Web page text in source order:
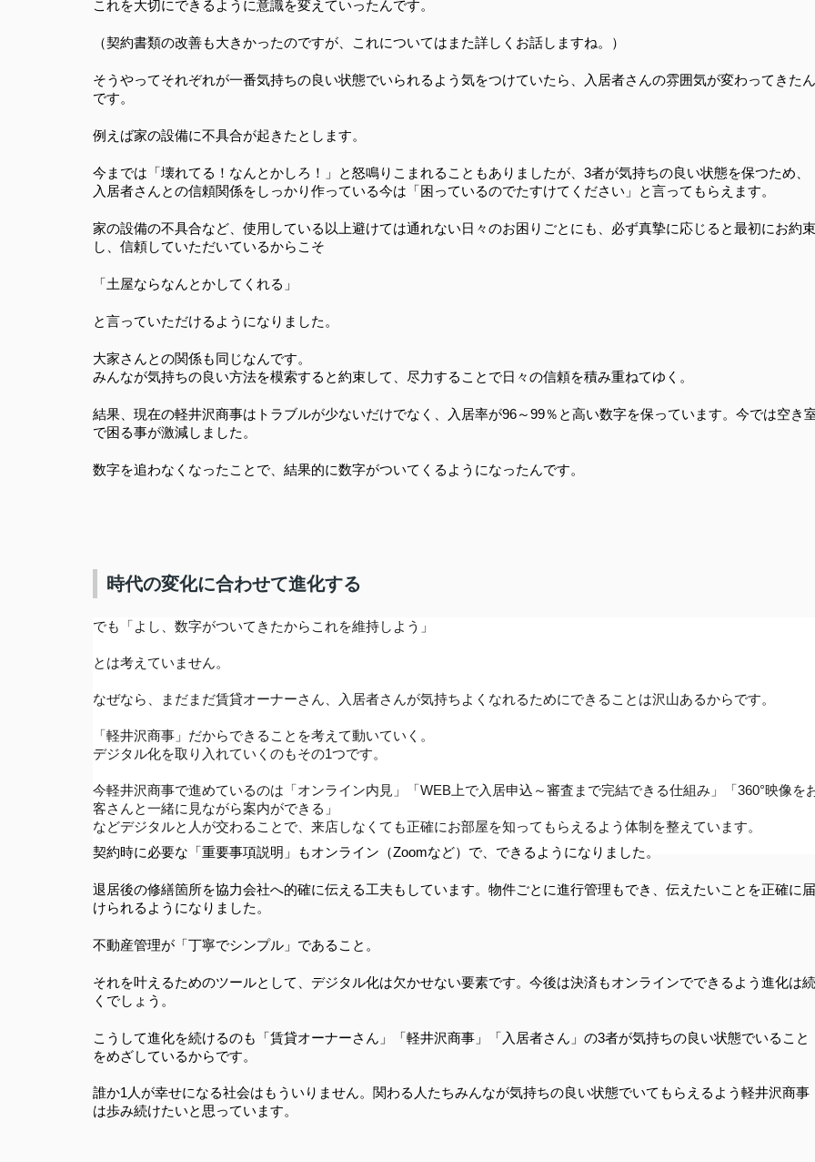
これを大切にできるように意識を変えていったんです。
（契約書類の改善も大きかったのですが、これについてはまた詳しくお話しますね。）
そうやってそれぞれが一番気持ちの良い状態でいられるよう気をつけていたら、入居者さんの雰囲気が変わってきたん
です。
例えば家の設備に不具合が起きたとします。
今までは「壊れてる！なんとかしろ！」と怒鳴りこまれることもありましたが、3者が気持ちの良い状態を保つため、
入居者さんとの信頼関係をしっかり作っている今は「困っているのでたすけてください」と言ってもらえます。
家の設備の不具合など、使用している以上避けては通れない日々のお困りごとにも、必ず真摯に応じると最初にお約束
し、信頼していただいているからこそ
「土屋ならなんとかしてくれる」
と言っていただけるようになりました。
大家さんとの関係も同じなんです。
みんなが気持ちの良い方法を模索すると約束して、尽力することで日々の信頼を積み重ねてゆく。
結果、現在の軽井沢商事はトラブルが少ないだけでなく、入居率が96～99％と高い数字を保っています。今では空き
で困る事が激減しました。
数字を追わなくなったことで、結果的に数字がついてくるようになったんです。
時代の変化に合わせて進化する
でも「よし、数字がついてきたからこれを維持しよう」
とは考えていません。
なぜなら、まだまだ賃貸オーナーさん、入居者さんが気持ちよくなれるためにできることは沢山あるからです。
「軽井沢商事」だからできることを考えて動いていく。
デジタル化を取り入れていくのもその1つです。
今軽井沢商事で進めているのは「オンライン内見」「WEB上で入居申込～審査まで完結できる仕組み」「360°映像を
客さんと一緒に見ながら案内ができる」
などデジタルと人が交わることで、来店しなくても正確にお部屋を知ってもらえるよう体制を整えています。
契約時に必要な「重要事項説明」もオンライン（Zoomなど）で、できるようになりました。
退居後の修繕箇所を協力会社へ的確に伝える工夫もしています。物件ごとに進行管理もでき、伝えたいことを正確に届
けられるようになりました。
不動産管理が「丁寧でシンプル」であること。
それを叶えるためのツールとして、デジタル化は欠かせない要素です。今後は決済もオンラインでできるよう進化は続
くでしょう。
こうして進化を続けるのも「賃貸オーナーさん」「軽井沢商事」「入居者さん」の3者が気持ちの良い状態でいること
をめざしているからです。
誰か1人が幸せになる社会はもういりません。関わる人たちみんなが気持ちの良い状態でいてもらえるよう軽井沢商事
は歩み続けたいと思っています。